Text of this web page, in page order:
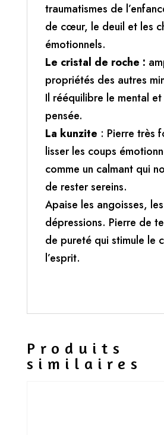
traumatismes de
de cœur, le deuil et les
émotionnels.
Le cristal de roche :
propriétés des autres
Il rééquilibre le mental
pensée.
La kunzite : Pierre très
lisser les coups
comme un calmant qui
de rester sereins.
Apaise les angoisses, les
dépressions. Pierre de
de pureté qui stimule le
l’esprit.
Produits
similaires